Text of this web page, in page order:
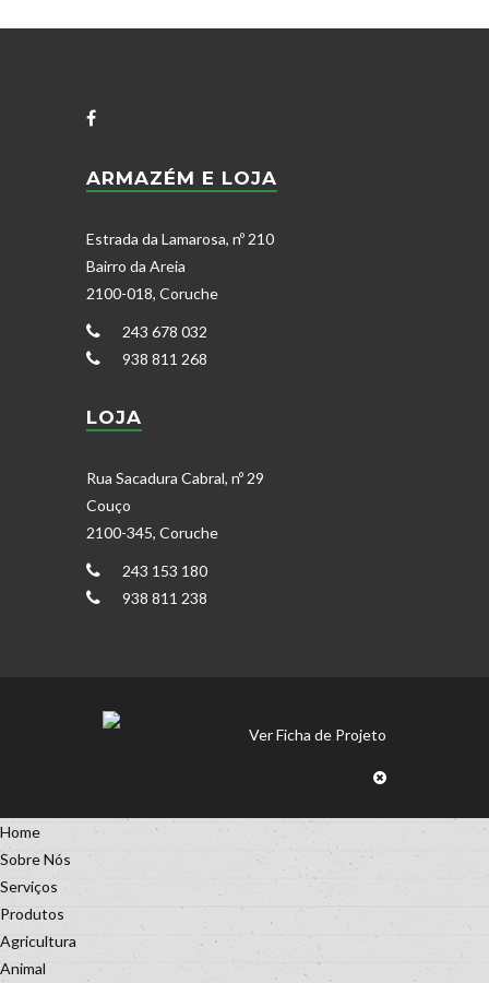
ARMAZÉM E LOJA
Estrada da Lamarosa, nº 210
Bairro da Areia
2100-018, Coruche
243 678 032
938 811 268
LOJA
Rua Sacadura Cabral, nº 29
Couço
2100-345, Coruche
243 153 180
938 811 238
Ver Ficha de Projeto
Home
Sobre Nós
Serviços
Produtos
Agricultura
Animal